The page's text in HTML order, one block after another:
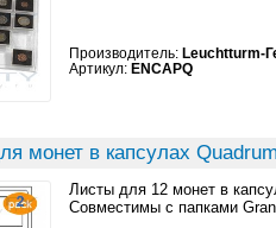
Производитель: Leuchtturm-
Артикул: ENCAPQ
монет в капсулах
Листы для 12 монет в
Совместимы с папками